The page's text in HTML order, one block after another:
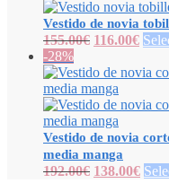
Vestido de novia
155.00€ 116.00€
-28%
Vestido de novia
media manga
192.00€ 138.00€